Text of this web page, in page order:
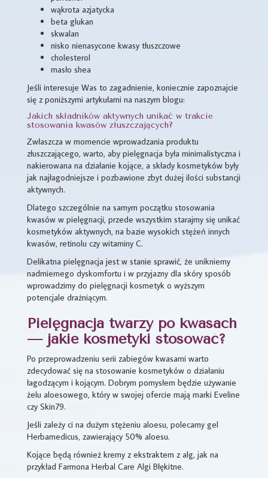
wąkrota azjatycka
beta glukan
skwalan
nisko nienasycone kwasy tłuszczowe
cholesterol
masło shea
Jeśli interesuje Was to zagadnienie, koniecznie zapoznajcie
się z poniższymi artykułami na naszym blogu:
Jakich składników aktywnych unikać w trakcie
stosowania kwasów złuszczających?
Zwłaszcza w momencie wprowadzania produktu
złuszczającego, warto, aby pielęgnacja była minimalistyczna i
nakierowana na działanie kojące, a składy kosmetyków były
jak najłagodniejsze i pozbawione zbyt dużej ilości substancji
aktywnych.
Dlatego szczególnie na samym początku stosowania
kwasów w pielęgnacji, przede wszystkim starajmy się unikać
kosmetyków aktywnych, na bazie wysokich stężeń innych
kwasów, retinolu czy witaminy C.
Delikatna pielęgnacja jest w stanie sprawić, że unikniemy
nadmiernego dyskomfortu i w przyjazny dla skóry sposób
wprowadzimy do pielęgnacji kosmetyk o wyższym
potencjale drażniącym.
Pielęgnacja twarzy po kwasach
— jakie kosmetyki stosować?
Po przeprowadzeniu serii zabiegów kwasami warto
zdecydować się na stosowanie kosmetyków o działaniu
łagodzącym i kojącym. Dobrym pomysłem będzie używanie
żelu aloesowego, który w swojej ofercie mają marki Eveline
czy Skin79.
Jeśli zależy ci na dużym stężeniu aloesu, polecamy gel
Herbamedicus, zawierający 50% aloesu.
Kojące będą również kremy z ekstraktem z alg, jak na
przykład Farmona Herbal Care Algi Błękitne.